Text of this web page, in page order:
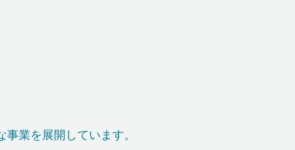
業を展開しています。